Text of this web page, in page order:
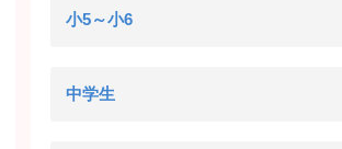
小5～小6
中学生